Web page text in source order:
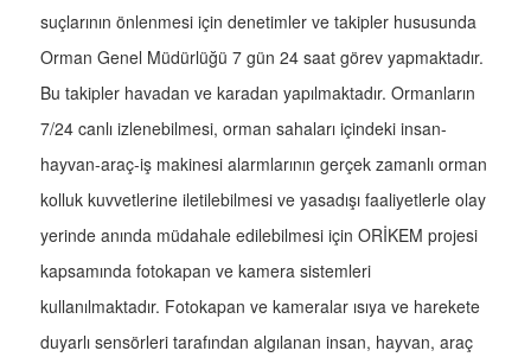
suçlarının önlenmesi için denetimler ve takipler hususunda
Orman Genel Müdürlüğü 7 gün 24 saat görev yapmaktadır.
Bu takipler havadan ve karadan yapılmaktadır. Ormanların
7/24 canlı izlenebilmesi, orman sahaları içindeki insan-
hayvan-araç-iş makinesi alarmlarının gerçek zamanlı orman
kolluk kuvvetlerine iletilebilmesi ve yasadışı faaliyetlerle olay
yerinde anında müdahale edilebilmesi için ORİKEM projesi
kapsamında fotokapan ve kamera sistemleri
kullanılmaktadır. Fotokapan ve kameralar ısıya ve harekete
duyarlı sensörleri tarafından algılanan insan, hayvan, araç